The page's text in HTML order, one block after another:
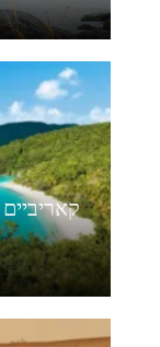
קאריביים